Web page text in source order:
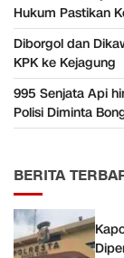
Hukum Pastikan
Diborgol dan
KPK ke Kejagung
995 Senjata Api
Polisi Diminta
BERITA